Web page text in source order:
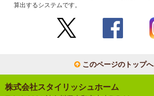
算出するシステムです。
このページのトップへ
株式会社スタイリッシュホーム